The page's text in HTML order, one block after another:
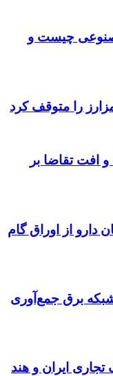
چیست و
افت تقاضا بر
دارو از اوراق گام
شبکه برق جمع‌آوری
ایران و هند